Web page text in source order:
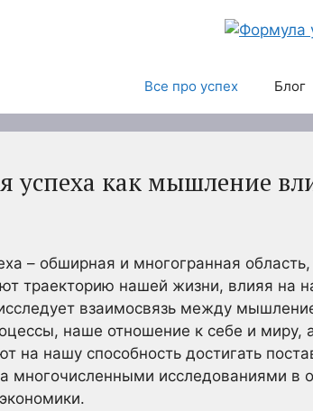
Все про успех Блог
успеха как мышление
– обширная и многогранная
траекторию нашей жизни, влияя на
взаимосвязь между
наше отношение к себе и миру,
на нашу способность достигать
многочисленными исследованиями в